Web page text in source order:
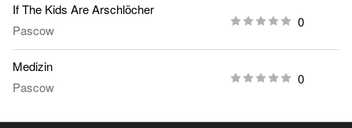
If The Kids Are Arschlöcher
Pascow
0
Medizin
Pascow
0